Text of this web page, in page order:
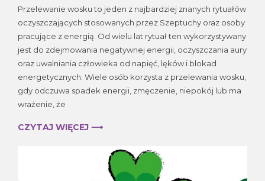
wosku
–
rytuał
z
Przelewanie wosku to jeden z najbardziej znanych rytuałów
oczyszczających stosowanych przez Szeptuchy oraz osoby
pracujące z energią. Od wielu lat rytuał ten wykorzystywany
jest do zdejmowania negatywnej energii, oczyszczania aury
oraz uwalniania człowieka od napięć, lęków i blokad
energetycznych. Wiele osób korzysta z przelewania wosku,
gdy odczuwa spadek energii, zmęczenie, niepokój lub ma
wrażenie, że
CZYTAJ WIĘCEJ ⟶